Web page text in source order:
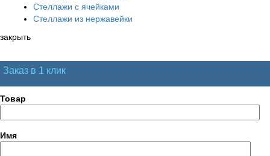
Стеллажи с ячейками
Стеллажи из нержавейки
закрыть
Заказ в 1 клик
Товар
Имя